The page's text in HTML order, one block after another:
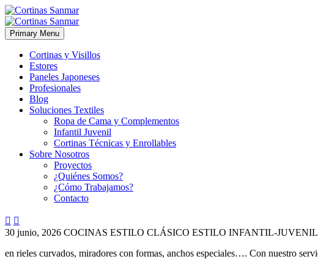
Primary Menu
Cortinas y Visillos
Estores
Paneles Japoneses
Profesionales
Blog
Soluciones Textiles
Ropa de Cama y Complementos
Infantil Juvenil
Cortinas Técnicas y Enrollables
Sobre Nosotros
Proyectos
¿Quiénes Somos?
¿Cómo Trabajamos?
Contacto
 
30 junio, 2026 COCINAS ESTILO CLÁSICO ESTILO INFANTIL-JUVENIL
en rieles curvados, miradores con formas, anchos especiales…. Con nuestro